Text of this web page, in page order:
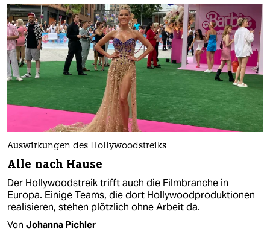
Auswirkungen des Hollywoodstreiks
Alle nach Hause
Der Hollywoodstreik trifft auch die Filmbranche in
Europa. Einige Teams, die dort Hollywoodproduktionen
realisieren, stehen plötzlich ohne Arbeit da.
Von Johanna Pichler